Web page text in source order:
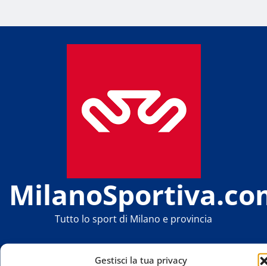
Gestisci la tua privacy
Tutto lo sport di Milano e provincia